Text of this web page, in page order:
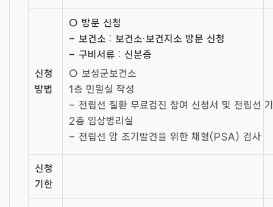
신청
방법
○ 방문 신청
– 보건소 : 보건소·보건지소 방문 신청
– 구비서류 : 신분증
○ 보성군보건소
1층 민원실 작성
– 전립선 질환 무료검진 참여 신청서 및 전립선
2층 임상병리실
– 전립선 암 조기발견을 위한 채혈(PSA) 검사
신청
기한